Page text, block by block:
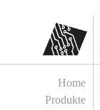
Home
Produkte